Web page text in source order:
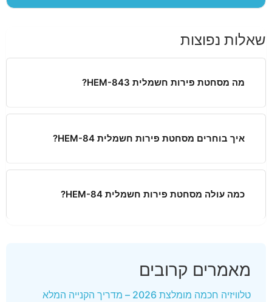
שאלות נפוצות
מה מסחטת פירות חשמלית HEM-843?
איך בוחרים מסחטת פירות חשמלית HEM-84?
כמה עולה מסחטת פירות חשמלית HEM-84?
מאמרים קרובים
טלוויזיה חכמה מומלצת 2026 – מדריך הקנייה המלא